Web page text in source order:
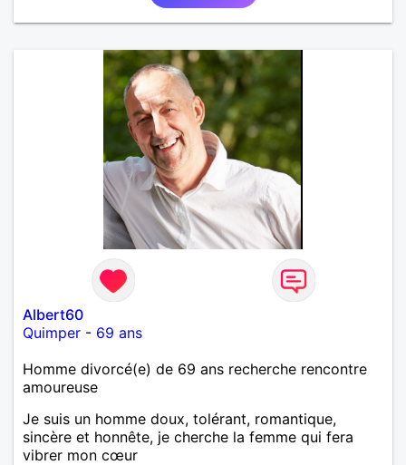
Albert60
Quimper - 69 ans
Homme divorcé(e) de 69 ans recherche rencontre
amoureuse
Je suis un homme doux, tolérant, romantique,
sincère et honnête, je cherche la femme qui fera
vibrer mon cœur